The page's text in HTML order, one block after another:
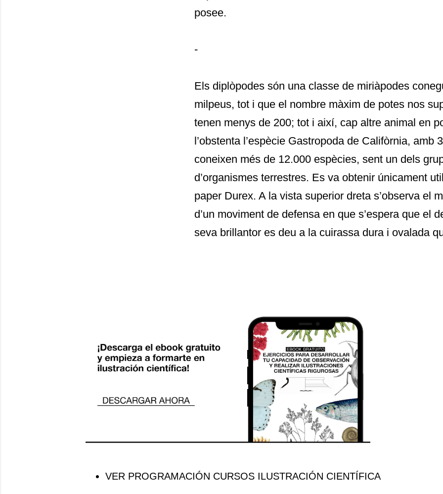
posee.
-
Els diplòpodes són una classe de miriàpodes
milpeus, tot i que el nombre màxim de potes nos
tenen menys de 200; tot i així, cap altre animal en
l’obstenta l’espècie Gastropoda de Califòrnia, amb
coneixen més de 12.000 espècies, sent un dels
d’organismes terrestres. Es va obtenir únicament
paper Durex. A la vista superior dreta s’observa el
d’un moviment de defensa en que s’espera que el
seva brillantor es deu a la cuirassa dura i ovalada
VER PROGRAMACIÓN CURSOS ILUSTRACIÓN CIENTÍFICA